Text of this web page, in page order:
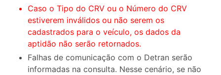
Caso o Tipo do CRV ou o Número do CRV
estiverem inválidos ou não serem os
cadastrados para o veículo, os dados da
aptidão não serão retornados.
Falhas de comunicação com o Detran serão
informadas na consulta. Nesse cenário, se não